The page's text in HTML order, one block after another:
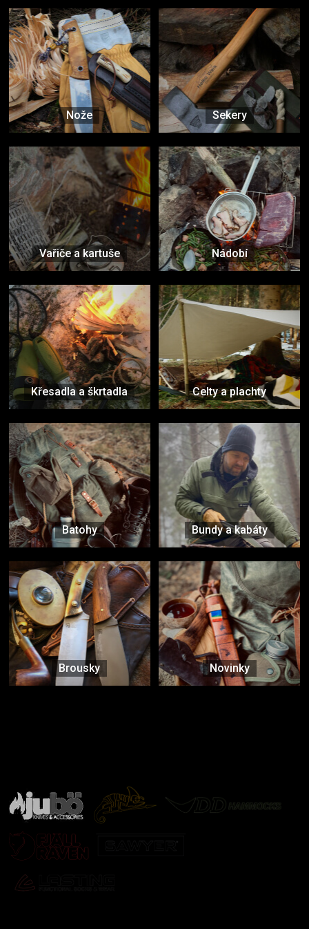
Nože Sekery
Vařiče a kartuše Nádobí
Křesadla a škrtadla Celty a plachty
Batohy Bundy a kabáty
Brousky Novinky